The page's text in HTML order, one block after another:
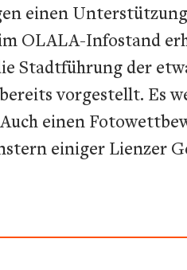
einen
OLALA-Infostand
Stadtführung der
vorgestellt. Es
Auch einen
einiger Lienzer